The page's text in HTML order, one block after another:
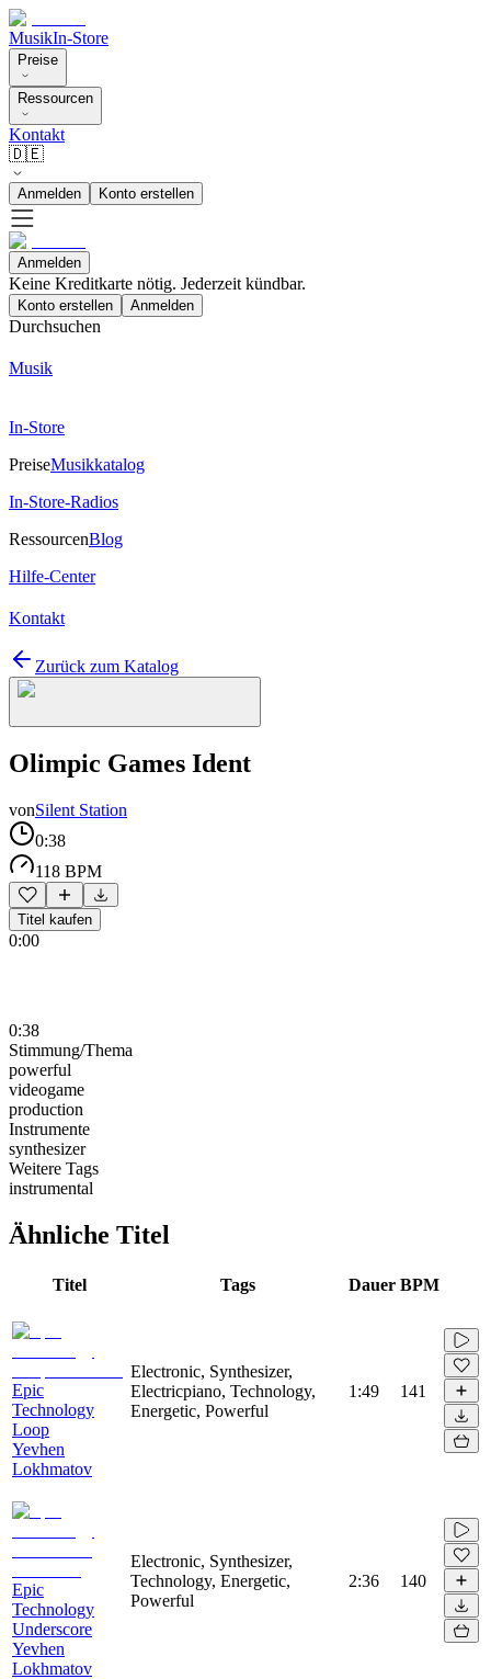
MusikIn-Store
Preise
Ressourcen
Kontakt
🇩🇪
Anmelden Konto erstellen
Anmelden
Keine Kreditkarte nötig. Jederzeit kündbar.
Konto erstellen Anmelden
Durchsuchen
Musik
In-Store
PreiseMusikkatalog
In-Store-Radios
RessourcenBlog
Hilfe-Center
Kontakt
Zurück zum Katalog
Olimpic Games Ident
vonSilent Station
0:38
118 BPM
Titel kaufen
0:00
0:38
Stimmung/Thema
powerful
videogame
production
Instrumente
synthesizer
Weitere Tags
instrumental
Ähnliche Titel
Titel Tags Dauer BPM
Epic
Technology
Loop
Yevhen
Lokhmatov
Electronic, Synthesizer,
Electricpiano, Technology,
Energetic, Powerful
1:49 141
Epic
Technology
Underscore
Yevhen
Lokhmatov
Electronic, Synthesizer,
Technology, Energetic,
Powerful
2:36 140